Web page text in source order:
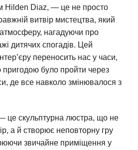
Hilden Diaz, — це не просто
витвір мистецтва, який
нагадуючи про
дитячих спогадів. Цей
переносить нас у часи,
було пройти через
де все навколо змінювалося з
це скульптурна люстра, що не
а й створює неповторну гру
звичайне приміщення у